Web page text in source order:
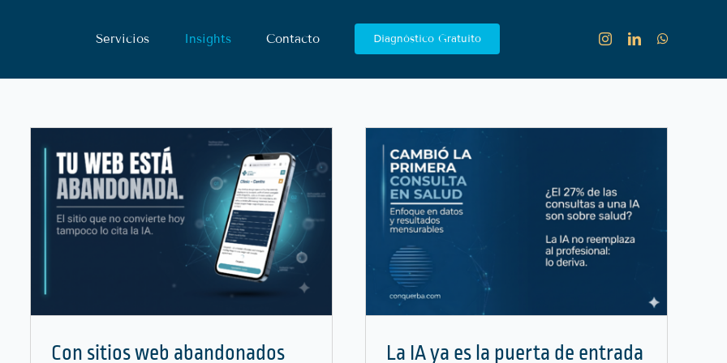
Servicios Insights Contacto Diagnóstico Gratuito
Con sitios web abandonados
La IA Ya Es La Puerta De
Entrada Del Paciente
Marketing Digital Salud
La IA ya es la puerta de entrada